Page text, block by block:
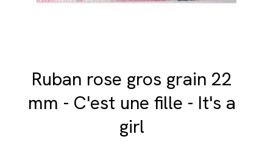
Ruban rose gros grain 22
mm - C'est une fille - It's a
girl